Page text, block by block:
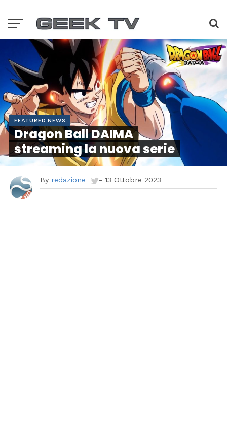
FEATURED NEWS
Dragon Ball DAIMA
streaming la nuova serie
By redazione - 13 Ottobre 2023